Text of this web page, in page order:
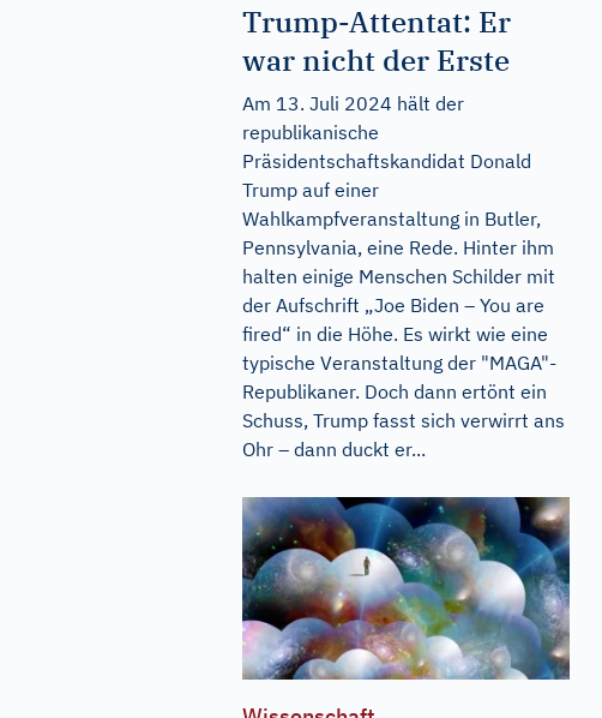
Trump-Attentat: Er
war nicht der Erste
Am 13. Juli 2024 hält der
republikanische
Präsidentschaftskandidat Donald
Trump auf einer
Wahlkampfveranstaltung in Butler,
Pennsylvania, eine Rede. Hinter ihm
halten einige Menschen Schilder mit
der Aufschrift „Joe Biden – You are
fired“ in die Höhe. Es wirkt wie eine
typische Veranstaltung der "MAGA"-
Republikaner. Doch dann ertönt ein
Schuss, Trump fasst sich verwirrt ans
Ohr – dann duckt er...